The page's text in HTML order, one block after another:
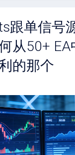
跟单信号
从50+ EA
的那个